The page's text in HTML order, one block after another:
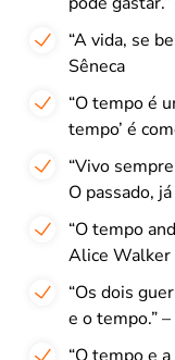
“A vida, se
Sêneca
“O tempo é
tempo’ é
“Vivo
O passado,
“O tempo
Alice Walker
“Os dois
e o tempo.”
“O tempo e